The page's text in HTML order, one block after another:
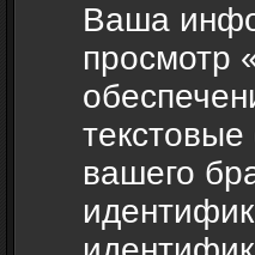
Ваша
просмотр
вашего